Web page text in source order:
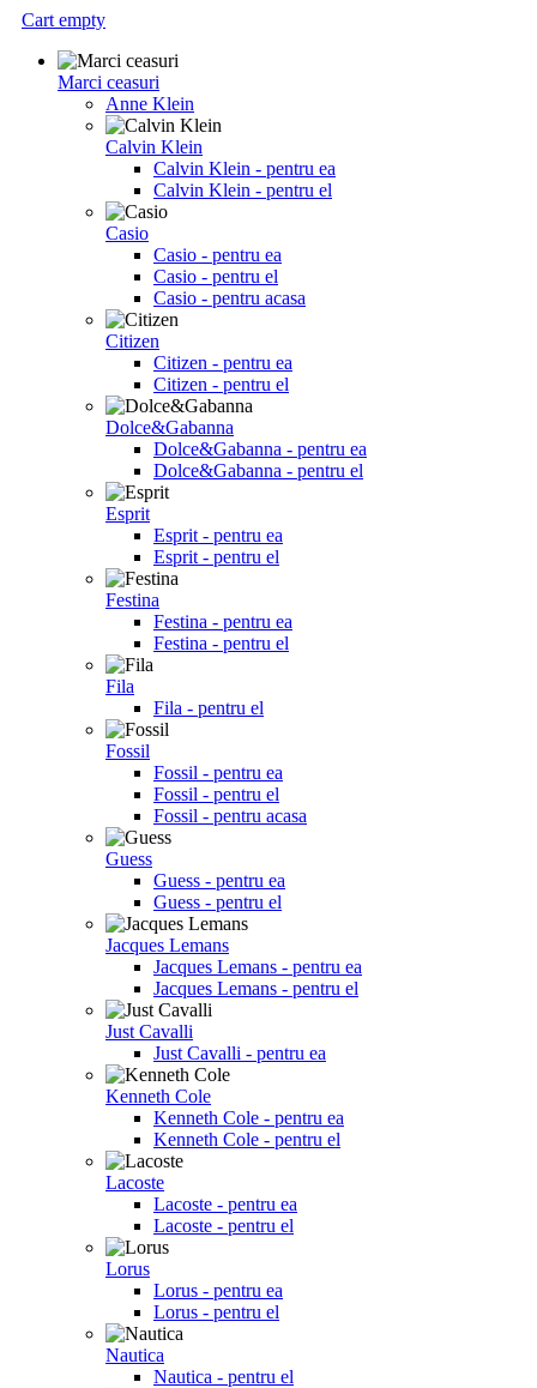
Cart empty
Marci ceasuri
Anne Klein
Calvin Klein
Calvin Klein - pentru ea
Calvin Klein - pentru el
Casio
Casio - pentru ea
Casio - pentru el
Casio - pentru acasa
Citizen
Citizen - pentru ea
Citizen - pentru el
Dolce&Gabanna
Dolce&Gabanna - pentru ea
Dolce&Gabanna - pentru el
Esprit
Esprit - pentru ea
Esprit - pentru el
Festina
Festina - pentru ea
Festina - pentru el
Fila
Fila - pentru el
Fossil
Fossil - pentru ea
Fossil - pentru el
Fossil - pentru acasa
Guess
Guess - pentru ea
Guess - pentru el
Jacques Lemans
Jacques Lemans - pentru ea
Jacques Lemans - pentru el
Just Cavalli
Just Cavalli - pentru ea
Kenneth Cole
Kenneth Cole - pentru ea
Kenneth Cole - pentru el
Lacoste
Lacoste - pentru ea
Lacoste - pentru el
Lorus
Lorus - pentru ea
Lorus - pentru el
Nautica
Nautica - pentru el